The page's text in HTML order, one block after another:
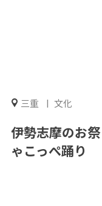
三重 文化
伊勢志摩のお
ゃこっぺ踊り